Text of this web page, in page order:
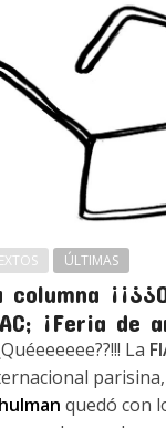
ÚLTIMAS
columna
¡Feria de
La
quedó con